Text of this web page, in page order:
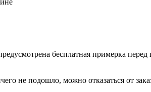
бесплатная примерка
не подошло, можно отказаться от